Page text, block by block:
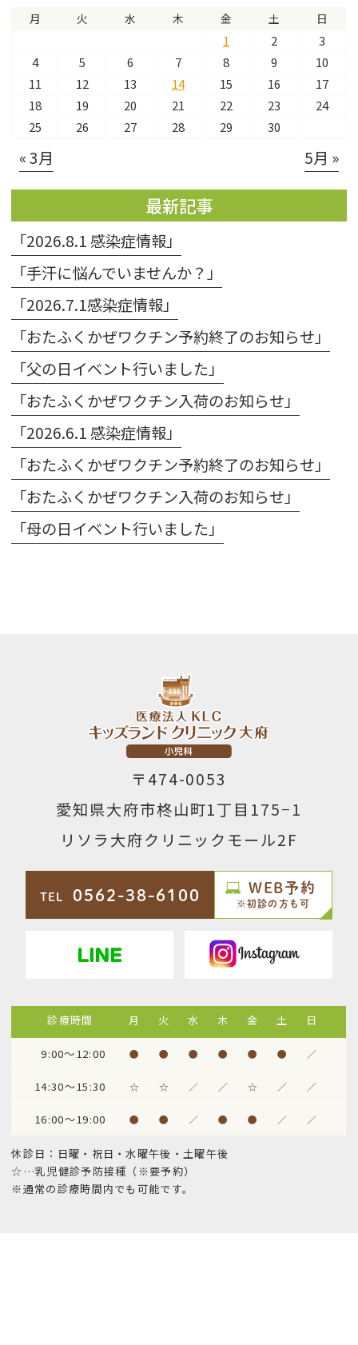
月 火 水 木 金 土 日
1 2
3
4
5 6 7 8 9
10
11
12 13 14 15 16
17
18
19 20 21 22 23
24
25
26 27 28 29 30
« 3月 5月 »
最新記事
「2026.8.1 感染症情報」
「手汗に悩んでいませんか？」
「2026.7.1感染症情報」
「おたふくかぜワクチン予約終了のお知らせ」
「父の日イベント行いました」
「おたふくかぜワクチン入荷のお知らせ」
「2026.6.1 感染症情報」
「おたふくかぜワクチン予約終了のお知らせ」
「おたふくかぜワクチン入荷のお知らせ」
「母の日イベント行いました」
〒474-0053
愛知県大府市柊山町1丁目175−1
リソラ大府クリニックモール2F
TEL 0562-38-6100 WEB予約
※初診の方も可
診療時間 月 火 水 木 金 土 日
9:00～12:00 ● ● ● ● ● ● ／
14:30～15:30 ☆ ☆ ／ ／ ☆ ／ ／
16:00～19:00 ● ● ／ ● ● ／ ／
休診日：日曜・祝日・水曜午後・土曜午後
☆ …乳児健診予防接種（※要予約）
※通常の診療時間内でも可能です。